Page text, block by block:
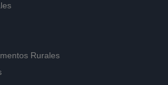
Rurales